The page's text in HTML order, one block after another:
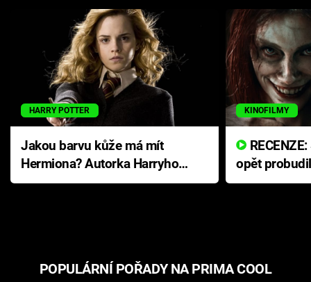
HARRY POTTER
Jakou barvu kůže má mít
Hermiona? Autorka Harryho
Pottera přišla s ráznou
KINOFILMY
opět
přichází s
POPULÁRNÍ POŘADY NA PRIMA COOL